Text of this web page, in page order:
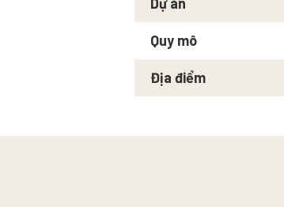
Quy mô
Địa điểm